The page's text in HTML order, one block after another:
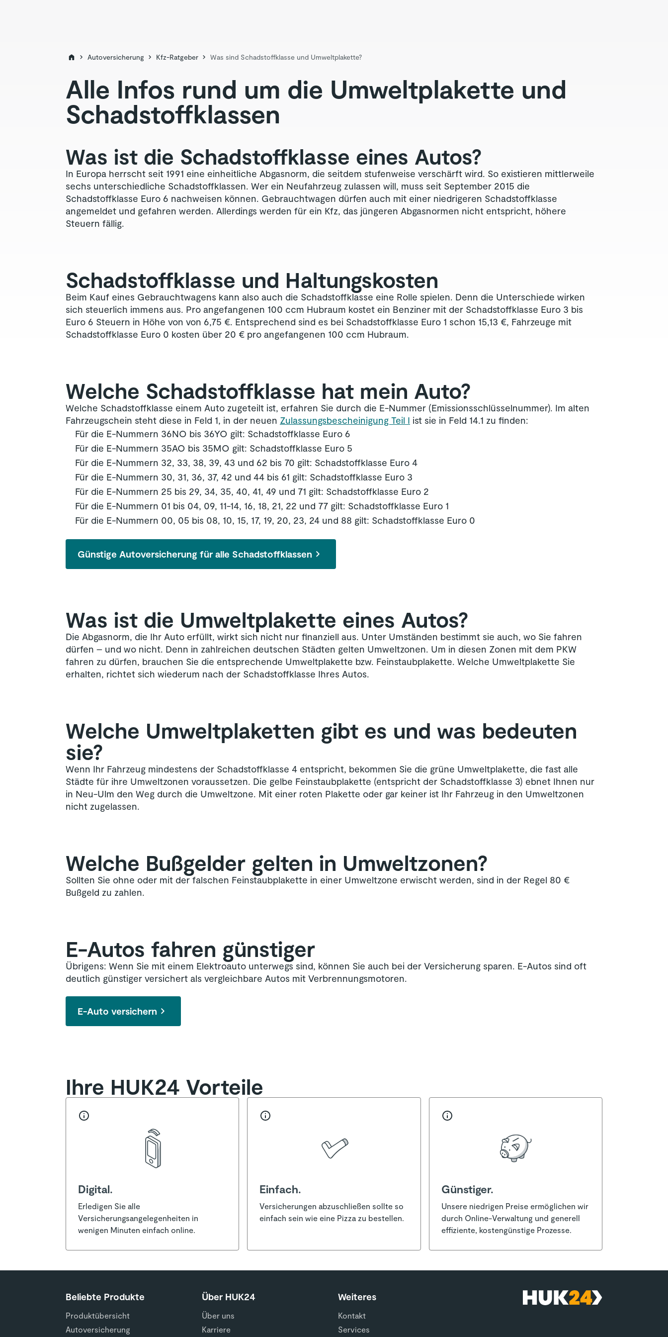
Autoversicherung Kfz-Ratgeber Was sind Schadstoffklasse und Umweltplakette?
Alle Infos rund um die Umweltplakette und
Schadstoffklassen
Was ist die Schadstoffklasse eines Autos?
In Europa herrscht seit 1991 eine einheitliche Abgasnorm, die seitdem stufenweise verschärft wird. So existieren mittlerweile
sechs unterschiedliche Schadstoffklassen. Wer ein Neufahrzeug zulassen will, muss seit September 2015 die
Schadstoffklasse Euro 6 nachweisen können. Gebrauchtwagen dürfen auch mit einer niedrigeren Schadstoffklasse
angemeldet und gefahren werden. Allerdings werden für ein Kfz, das jüngeren Abgasnormen nicht entspricht, höhere
Steuern fällig.
Schadstoffklasse und Haltungskosten
Beim Kauf eines Gebrauchtwagens kann also auch die Schadstoffklasse eine Rolle spielen. Denn die Unterschiede wirken
sich steuerlich immens aus. Pro angefangenen 100 ccm Hubraum kostet ein Benziner mit der Schadstoffklasse Euro 3 bis
Euro 6 Steuern in Höhe von von 6,75 €. Entsprechend sind es bei Schadstoffklasse Euro 1 schon 15,13 €, Fahrzeuge mit
Schadstoffklasse Euro 0 kosten über 20 € pro angefangenen 100 ccm Hubraum.
Welche Schadstoffklasse hat mein Auto?
Welche Schadstoffklasse einem Auto zugeteilt ist, erfahren Sie durch die E-Nummer (Emissionsschlüsselnummer). Im alten
Fahrzeugschein steht diese in Feld 1, in der neuen Zulassungsbescheinigung Teil I ist sie in Feld 14.1 zu finden:
Für die E-Nummern 36NO bis 36YO gilt: Schadstoffklasse Euro 6
Für die E-Nummern 35AO bis 35MO gilt: Schadstoffklasse Euro 5
Für die E-Nummern 32, 33, 38, 39, 43 und 62 bis 70 gilt: Schadstoffklasse Euro 4
Für die E-Nummern 30, 31, 36, 37, 42 und 44 bis 61 gilt: Schadstoffklasse Euro 3
Für die E-Nummern 25 bis 29, 34, 35, 40, 41, 49 und 71 gilt: Schadstoffklasse Euro 2
Für die E-Nummern 01 bis 04, 09, 11-14, 16, 18, 21, 22 und 77 gilt: Schadstoffklasse Euro 1
Für die E-Nummern 00, 05 bis 08, 10, 15, 17, 19, 20, 23, 24 und 88 gilt: Schadstoffklasse Euro 0
Günstige Autoversicherung für alle Schadstoffklassen
Was ist die Umweltplakette eines Autos?
Die Abgasnorm, die Ihr Auto erfüllt, wirkt sich nicht nur finanziell aus. Unter Umständen bestimmt sie auch, wo Sie fahren
dürfen – und wo nicht. Denn in zahlreichen deutschen Städten gelten Umweltzonen. Um in diesen Zonen mit dem PKW
fahren zu dürfen, brauchen Sie die entsprechende Umweltplakette bzw. Feinstaubplakette. Welche Umweltplakette Sie
erhalten, richtet sich wiederum nach der Schadstoffklasse Ihres Autos.
Welche Umweltplaketten gibt es und was bedeuten
sie?
Wenn Ihr Fahrzeug mindestens der Schadstoffklasse 4 entspricht, bekommen Sie die grüne Umweltplakette, die fast alle
Städte für ihre Umweltzonen voraussetzen. Die gelbe Feinstaubplakette (entspricht der Schadstoffklasse 3) ebnet Ihnen nur
in Neu-Ulm den Weg durch die Umweltzone. Mit einer roten Plakette oder gar keiner ist Ihr Fahrzeug in den Umweltzonen
nicht zugelassen.
Welche Bußgelder gelten in Umweltzonen?
Sollten Sie ohne oder mit der falschen Feinstaubplakette in einer Umweltzone erwischt werden, sind in der Regel 80 €
Bußgeld zu zahlen.
E-Autos fahren günstiger
Übrigens: Wenn Sie mit einem Elektroauto unterwegs sind, können Sie auch bei der Versicherung sparen. E-Autos sind oft
deutlich günstiger versichert als vergleichbare Autos mit Verbrennungsmotoren.
E-Auto versichern
Ihre HUK24 Vorteile
Digital.
Erledigen Sie alle
Versicherungsangelegenheiten in
wenigen Minuten einfach online.
Einfach.
Versicherungen abzuschließen sollte so
einfach sein wie eine Pizza zu bestellen.
Günstiger.
Unsere niedrigen Preise ermöglichen wir
durch Online-Verwaltung und generell
effiziente, kostengünstige Prozesse.
Beliebte Produkte
Produktübersicht
Autoversicherung
Über HUK24
Über uns
Karriere
Weiteres
Kontakt
Services